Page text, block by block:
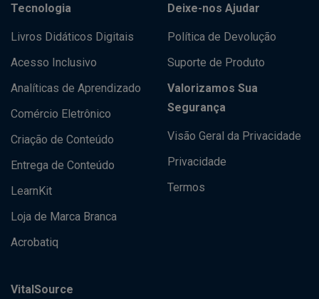
Tecnologia
Livros Didáticos Digitais
Acesso Inclusivo
Analíticas de Aprendizado
Comércio Eletrônico
Criação de Conteúdo
Entrega de Conteúdo
LearnKit
Loja de Marca Branca
Acrobatiq
Deixe-nos Ajudar
Política de Devolução
Suporte de Produto
Valorizamos Sua
Segurança
Visão Geral da Privacidade
Privacidade
Termos
VitalSource